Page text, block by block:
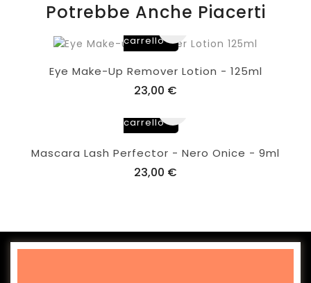
Potrebbe Anche Piacerti
Aggiungi
carrello
Eye Make-Up Remover Lotion - 125ml
23,00 €
Aggiungi
carrello
Mascara Lash Perfector - Nero Onice - 9ml
23,00 €